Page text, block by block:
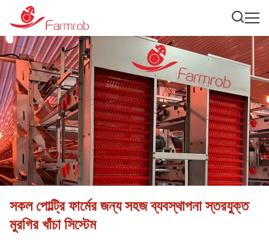
সকল পোল্ট্রি ফার্মের জন্য সহজ ব্যবস্থাপনা স্তরযুক্ত
মুরগির খাঁচা সিস্টেম